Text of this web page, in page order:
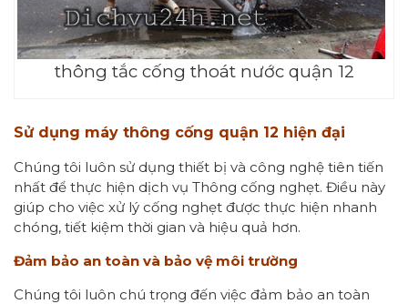
thông tắc cống thoát nước quận 12
Sử dụng máy thông cống quận 12 hiện đại
Chúng tôi luôn sử dụng thiết bị và công nghệ tiên tiến
nhất để thực hiện dịch vụ Thông cống nghẹt. Điều này
giúp cho việc xử lý cống nghẹt được thực hiện nhanh
chóng, tiết kiệm thời gian và hiệu quả hơn.
Đảm bảo an toàn và bảo vệ môi trường
Chúng tôi luôn chú trọng đến việc đảm bảo an toàn